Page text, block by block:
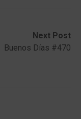
Next Post
Buenos Días #470